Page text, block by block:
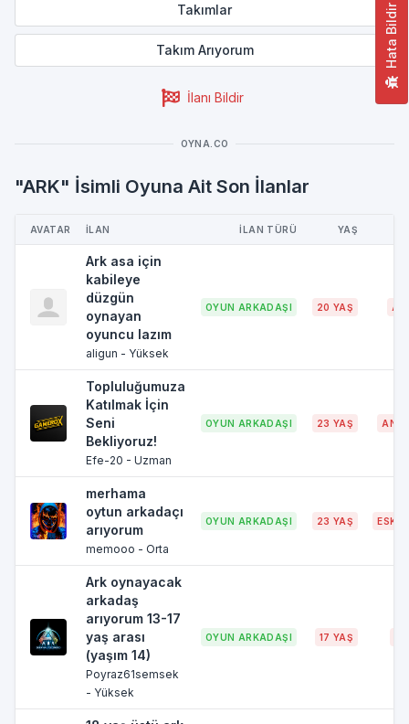
Hata Bildir
Takımlar
Takım Arıyorum
İlanı Bildir
OYNA.CO
"ARK" İsimli Oyuna Ait Son İlanlar
AVATAR İLAN İLAN TÜRÜ YAŞ
Ark asa için
kabileye
düzgün
oynayan
oyuncu lazım
aligun - Yüksek
OYUN ARKADAŞI 20 YAŞ
Topluluğumuza
Katılmak İçin
Seni
Bekliyoruz!
Efe-20 - Uzman
OYUN ARKADAŞI 23 YAŞ
merhama
oytun arkadaçı
arıyorum
memooo - Orta
OYUN ARKADAŞI 23 YAŞ
Ark oynayacak
arkadaş
arıyorum 13-17
yaş arası
(yaşım 14)
Poyraz61semsek
- Yüksek
OYUN ARKADAŞI 17 YAŞ